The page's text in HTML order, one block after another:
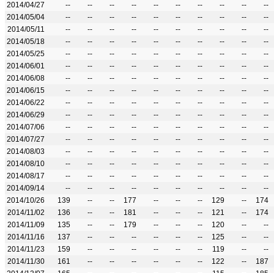
2014/04/27
-- -- -- -- -- -- -- -- --
--
2014/05/04
-- -- -- -- -- -- -- -- --
--
2014/05/11
-- -- -- -- -- -- -- -- --
--
2014/05/18
-- -- -- -- -- -- -- -- --
--
2014/05/25
-- -- -- -- -- -- -- -- --
--
2014/06/01
-- -- -- -- -- -- -- -- --
--
2014/06/08
-- -- -- -- -- -- -- -- --
--
2014/06/15
-- -- -- -- -- -- -- -- --
--
2014/06/22
-- -- -- -- -- -- -- -- --
--
2014/06/29
-- -- -- -- -- -- -- -- --
--
2014/07/06
-- -- -- -- -- -- -- -- --
--
2014/07/27
-- -- -- -- -- -- -- -- --
--
2014/08/03
-- -- -- -- -- -- -- -- --
--
2014/08/10
-- -- -- -- -- -- -- -- --
--
2014/08/17
-- -- -- -- -- -- -- -- --
--
2014/09/14
-- -- -- -- -- -- -- -- --
--
2014/10/26
139 -- -- 177 -- -- -- 129 --
174
2014/11/02
136 -- -- 181 -- -- -- 121 --
174
2014/11/09
135 -- -- 179 -- -- -- 120 --
--
2014/11/16
137 -- -- -- -- -- -- 125 --
--
2014/11/23
159 -- -- -- -- -- -- 119 --
--
2014/11/30
161 -- -- -- -- -- -- 122 --
187